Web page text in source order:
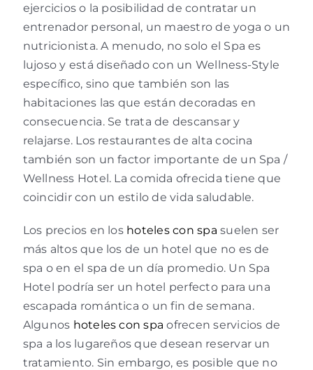
ejercicios o la posibilidad de contratar un
entrenador personal, un maestro de yoga o un
nutricionista. A menudo, no solo el Spa es
lujoso y está diseñado con un Wellness-Style
específico, sino que también son las
habitaciones las que están decoradas en
consecuencia. Se trata de descansar y
relajarse. Los restaurantes de alta cocina
también son un factor importante de un Spa /
Wellness Hotel. La comida ofrecida tiene que
coincidir con un estilo de vida saludable.
Los precios en los hoteles con spa suelen ser
más altos que los de un hotel que no es de
spa o en el spa de un día promedio. Un Spa
Hotel podría ser un hotel perfecto para una
escapada romántica o un fin de semana.
Algunos hoteles con spa ofrecen servicios de
spa a los lugareños que desean reservar un
tratamiento. Sin embargo, es posible que no